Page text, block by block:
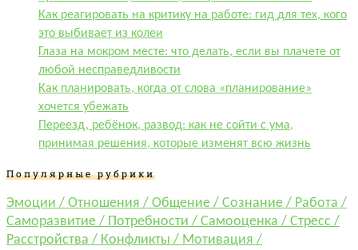
Как реагировать на критику на работе: гид для тех, кого
это выбивает из колеи
Глаза на мокром месте: что делать, если вы плачете от
любой несправедливости
Как планировать, когда от слова «планирование»
хочется убежать
Переезд, ребёнок, развод: как не сойти с ума,
принимая решения, которые изменят всю жизнь
Популярные рубрики
Эмоции / Отношения / Общение / Сознание / Работа /
Саморазвитие / Потребности / Самооценка / Стресс /
Расстройства / Конфликты / Мотивация /